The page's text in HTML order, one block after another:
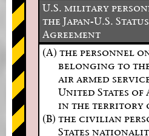
U.S. military
the Japan-U.S.
Agreement
(A) the personnel
belonging to
air armed
United States of
in the territory
(B) the civilian
States